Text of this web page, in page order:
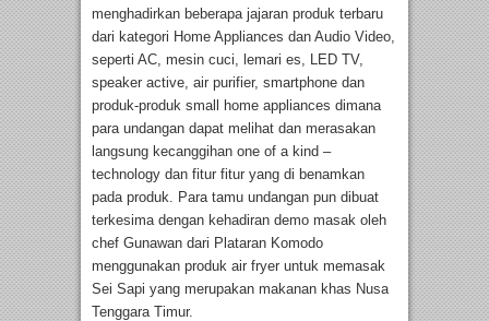
menghadirkan beberapa jajaran produk terbaru
dari kategori Home Appliances dan Audio Video,
seperti AC, mesin cuci, lemari es, LED TV,
speaker active, air purifier, smartphone dan
produk-produk small home appliances dimana
para undangan dapat melihat dan merasakan
langsung kecanggihan one of a kind –
technology dan fitur fitur yang di benamkan
pada produk. Para tamu undangan pun dibuat
terkesima dengan kehadiran demo masak oleh
chef Gunawan dari Plataran Komodo
menggunakan produk air fryer untuk memasak
Sei Sapi yang merupakan makanan khas Nusa
Tenggara Timur.